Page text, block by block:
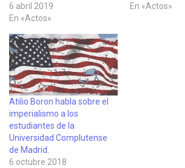
6 abril 2019
En «Actos»
En «Actos»
Atilio Boron habla sobre el
imperialismo a los
estudiantes de la
Universidad Complutense
de Madrid.
6 octubre 2018